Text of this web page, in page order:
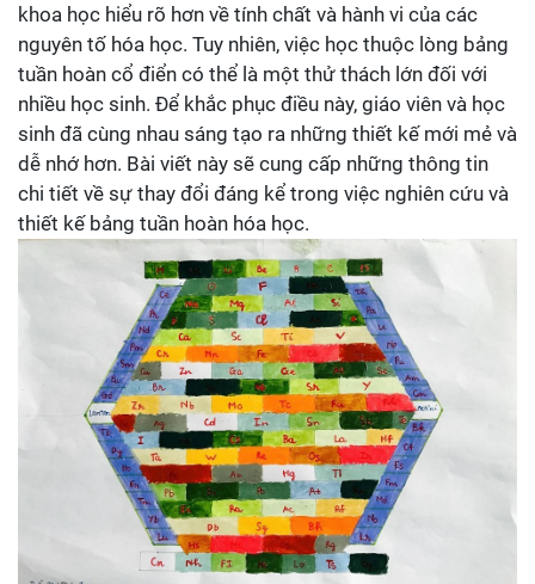
khoa học hiểu rõ hơn về tính chất và hành vi của các
nguyên tố hóa học. Tuy nhiên, việc học thuộc lòng bảng
tuần hoàn cổ điển có thể là một thử thách lớn đối với
nhiều học sinh. Để khắc phục điều này, giáo viên và học
sinh đã cùng nhau sáng tạo ra những thiết kế mới mẻ và
dễ nhớ hơn. Bài viết này sẽ cung cấp những thông tin
chi tiết về sự thay đổi đáng kể trong việc nghiên cứu và
thiết kế bảng tuần hoàn hóa học.